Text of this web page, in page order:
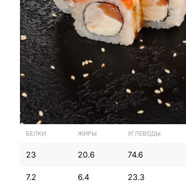
БЕЛКИ ЖИРЫ УГЛЕВОДЫ
23 20.6 74.6
7.2 6.4 23.3